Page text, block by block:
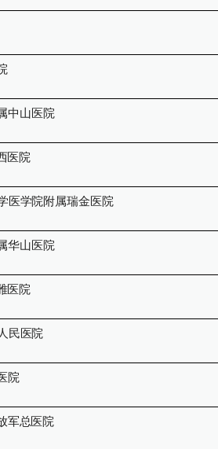
中山医院
医院
医学院附属瑞金医院
华山医院
医院
民医院
院
军总医院